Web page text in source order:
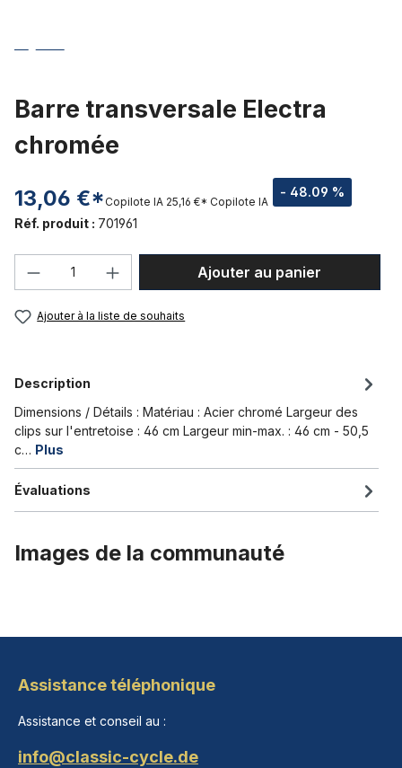
Barre transversale Electra
chromée
13,06 €* - 48.09 %
Copilote IA 25,16 €* Copilote IA
Réf. produit : 701961
Quantité de produit : Entrez la
Ajouter au panier
Ajouter à la liste de souhaits
Description
Dimensions / Détails : Matériau : Acier chromé Largeur des
clips sur l'entretoise : 46 cm Largeur min-max. : 46 cm - 50,5
c… Plus
Évaluations
Images de la communauté
Assistance téléphonique
Assistance et conseil au :
info@classic-cycle.de